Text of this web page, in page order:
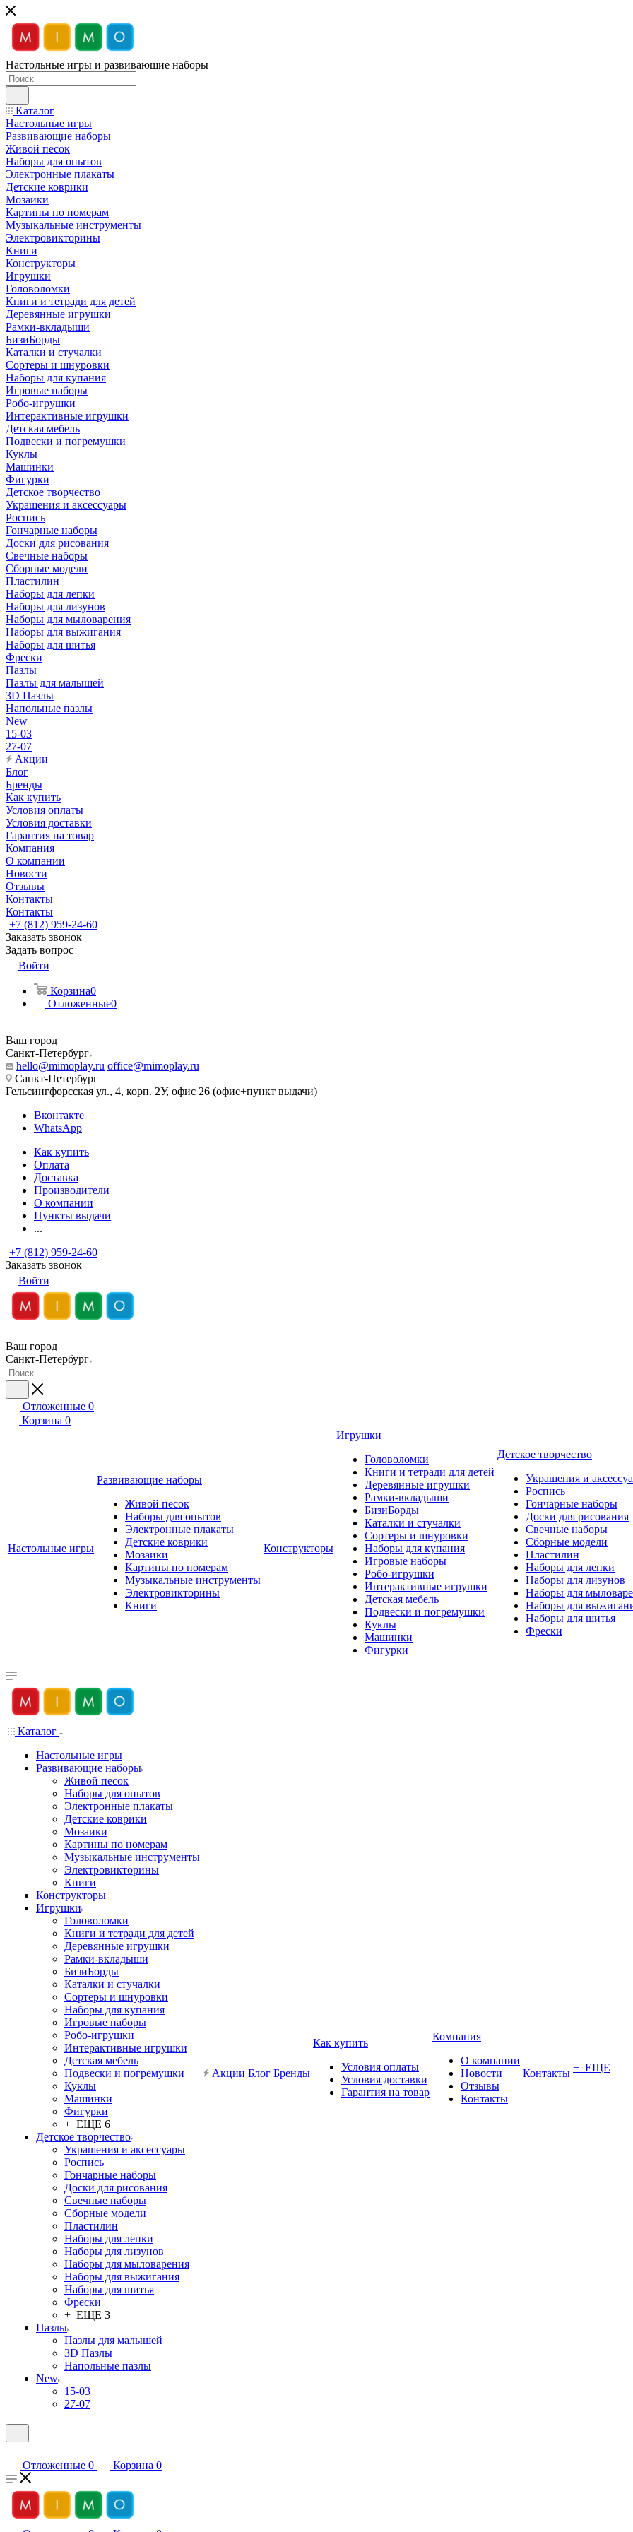
Настольные игры и развивающие наборы
Каталог
Настольные игры
Развивающие наборы
Живой песок
Наборы для опытов
Электронные плакаты
Детские коврики
Мозаики
Картины по номерам
Музыкальные инструменты
Электровикторины
Книги
Конструкторы
Игрушки
Головоломки
Книги и тетради для детей
Деревянные игрушки
Рамки-вкладыши
БизиБорды
Каталки и стучалки
Сортеры и шнуровки
Наборы для купания
Игровые наборы
Робо-игрушки
Интерактивные игрушки
Детская мебель
Подвески и погремушки
Куклы
Машинки
Фигурки
Детское творчество
Украшения и аксессуары
Роспись
Гончарные наборы
Доски для рисования
Свечные наборы
Сборные модели
Пластилин
Наборы для лепки
Наборы для лизунов
Наборы для мыловарения
Наборы для выжигания
Наборы для шитья
Фрески
Пазлы
Пазлы для малышей
3D Пазлы
Напольные пазлы
New
15-03
27-07
Акции
Блог
Бренды
Как купить
Условия оплаты
Условия доставки
Гарантия на товар
Компания
О компании
Новости
Отзывы
Контакты
Контакты
+7 (812) 959-24-60
Заказать звонок
Задать вопрос
Войти
Корзина0
Отложенные0
Ваш город
Санкт-Петербург
hello@mimoplay.ru office@mimoplay.ru
Санкт-Петербург
Гельсингфорсская ул., 4, корп. 2У, офис 26 (офис+пункт выдачи)
Вконтакте
WhatsApp
Как купить
Оплата
Доставка
Производители
О компании
Пункты выдачи
...
+7 (812) 959-24-60
Заказать звонок
Войти
Ваш город
Санкт-Петербург
Отложенные 0
Корзина 0
Настольные игры
Развивающие наборы
Живой песок
Наборы для опытов
Электронные плакаты
Детские коврики
Мозаики
Картины по номерам
Музыкальные инструменты
Электровикторины
Книги
Конструкторы
Игрушки
Головоломки
Книги и тетради для детей
Деревянные игрушки
Рамки-вкладыши
БизиБорды
Каталки и стучалки
Сортеры и шнуровки
Наборы для купания
Игровые наборы
Робо-игрушки
Интерактивные игрушки
Детская мебель
Подвески и погремушки
Куклы
Машинки
Фигурки
Детское творчество
Украшения и
Роспись
Гончарные наборы
Доски для рисования
Свечные наборы
Сборные модели
Пластилин
Наборы для лепки
Наборы для лизунов
Наборы для
Наборы для
Наборы для шитья
Фрески
Каталог
Настольные игры
Развивающие наборы
Живой песок
Наборы для опытов
Электронные плакаты
Детские коврики
Мозаики
Картины по номерам
Музыкальные инструменты
Электровикторины
Книги
Конструкторы
Игрушки
Головоломки
Книги и тетради для детей
Деревянные игрушки
Рамки-вкладыши
БизиБорды
Каталки и стучалки
Сортеры и шнуровки
Наборы для купания
Игровые наборы
Робо-игрушки
Интерактивные игрушки
Детская мебель
Подвески и погремушки
Куклы
Машинки
Фигурки
+ ЕЩЕ 6
Детское творчество
Украшения и аксессуары
Роспись
Гончарные наборы
Доски для рисования
Свечные наборы
Сборные модели
Пластилин
Наборы для лепки
Наборы для лизунов
Наборы для мыловарения
Наборы для выжигания
Наборы для шитья
Фрески
+ ЕЩЕ 3
Пазлы
Пазлы для малышей
3D Пазлы
Напольные пазлы
New
15-03
27-07
Акции Блог Бренды
Как купить
Условия оплаты
Условия доставки
Гарантия на товар
Компания
О компании
Новости
Отзывы
Контакты
Контакты + ЕЩЕ
Отложенные 0 Корзина 0